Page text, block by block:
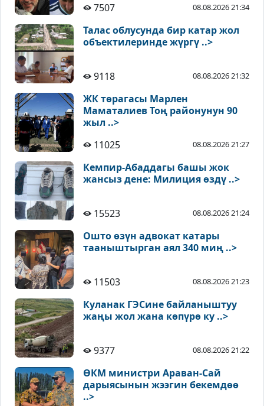
7507 08.08.2026 21:34
Талас облусунда бир катар жол
объектилеринде жүргү ..>
9118 08.08.2026 21:32
ЖК төрагасы Марлен
Маматалиев Тоң районунун 90
жыл ..>
11025
08.08.2026 21:27
Кемпир-Абаддагы башы жок
жансыз дене: Милиция өздү ..>
15523 08.08.2026 21:24
Ошто өзүн адвокат катары
тааныштырган аял 340 миң ..>
11503 08.08.2026 21:23
Куланак ГЭСине байланыштуу
жаңы жол жана көпүрө ку ..>
9377 08.08.2026 21:22
ӨКМ министри Араван-Сай
дарыясынын жээгин бекемдөө
..>